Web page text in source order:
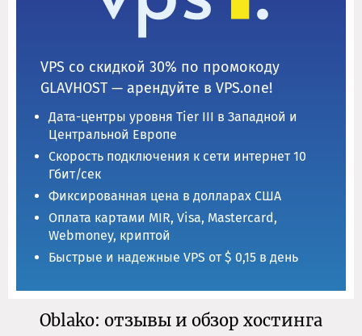
VPS со скидкой 30% по промокоду
GLAVHOST — арендуйте в VPS.one!
Дата-центры уровня Tier III в Западной и
Центральной Европе
Скорость подключения к сети интернет 10
Гбит/сек
Фиксированная цена в долларах США
Оплата картами MIR, Visa, Mastercard,
Webmoney, криптой
Быстрые и надежные VPS от $ 0,15 в день
Oblako: отзывы и обзор хостинга